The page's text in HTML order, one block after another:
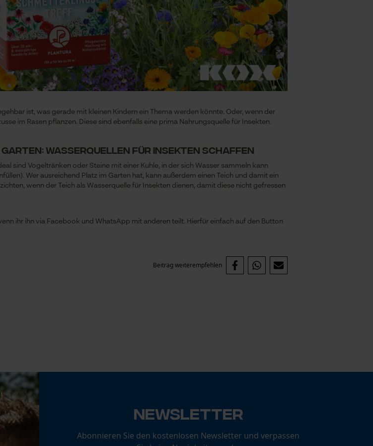
ist, was gerade mit kleinen Kindern ein Thema werden könnte. Oder, wenn der
im Rasen pflanzen. Diese sind ebenfalls eine prima Nahrungsquelle für Insekten.
Wasserquellen für Insekten schaffen
sind Vogeltränken oder Steine mit einer Kuhle, in der sich Wasser sammeln kann
Wer ausreichend Platz im Garten hat, kann außerdem einen Teich und damit ein
wenn der Teich als Wasserquelle für Insekten dienen, damit diese nicht gefressen
ihr ihn via Facebook und WhatsApp mit anderen teilt. Hierfür einfach auf den Button
Beitrag weiterempfehlen
Newsletter
Abonnieren Sie den kostenlosen Newsletter und verpassen
setzen von Cookies
ID
der Auswahl zur
Tag Manager
Analytics
Web Analytics Tool
Maps
per Chat